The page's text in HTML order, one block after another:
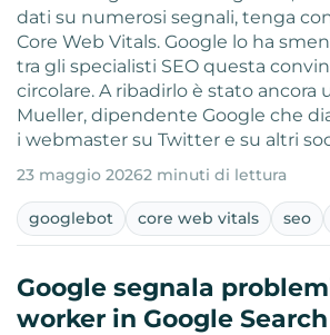
dati su numerosi segnali, tenga
Core Web Vitals. Google lo ha
tra gli specialisti SEO questa
circolare. A ribadirlo è stato ancora
Mueller, dipendente Google che
i webmaster su Twitter e su altri
23 maggio 20262 minuti di lettura
googlebot core web vitals seo
Google segnala
worker in Google Search